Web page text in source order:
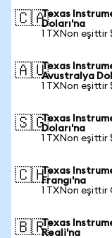
🇨🇦Texas
Doları'na
1 TXNon eşittir
🇦🇺Texas
Avustralya
1 TXNon eşittir
🇸🇬Texas
Doları'na
1 TXNon eşittir
🇨🇭Texas
Frangı'na
1 TXNon eşittir
🇧🇷Texas
Reali'na